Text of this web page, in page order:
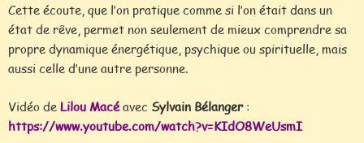
Cette écoute, que l’on pratique comme si l’on était dans un
état de rêve, permet non seulement de mieux comprendre sa
propre dynamique énergétique, psychique ou spirituelle, mais
aussi celle d’une autre personne.
Vidéo deLilou Macéavec Sylvain Bélanger:
https://www.youtube.com/watch?v=KIdO8WeUsmI